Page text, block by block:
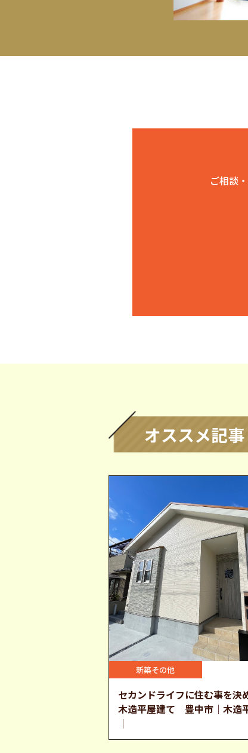
ご相談
オススメ記事
新築その他
セカンドライフに住む事を決
木造平屋建て 豊中市｜木造
｜